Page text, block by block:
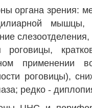
органа зрения:
мышцы,
роговицы,
применении
роговицы),
редко -